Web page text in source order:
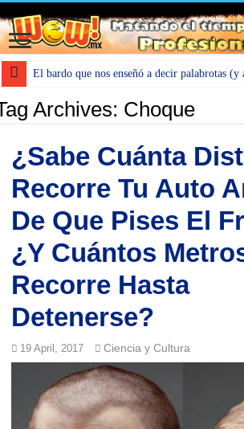
El bardo que nos enseñó a decir palabrotas
Archives: Choque
¿Sabe Cuánta
Recorre Tu Auto
De Que Pises El
¿Y Cuántos
Recorre Hasta
Detenerse?
19 April, 2017 Ciencia y Cultura